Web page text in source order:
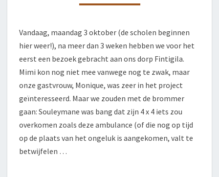
VILLAGE
Vandaag, maandag 3 oktober (de scholen beginnen
hier weer!), na meer dan 3 weken hebben we voor het
eerst een bezoek gebracht aan ons dorp Fintigila.
Mimi kon nog niet mee vanwege nog te zwak, maar
onze gastvrouw, Monique, was zeer in het project
geïnteresseerd. Maar we zouden met de brommer
gaan: Souleymane was bang dat zijn 4 x 4 iets zou
overkomen zoals deze ambulance (of die nog op tijd
op de plaats van het ongeluk is aangekomen, valt te
betwijfelen …